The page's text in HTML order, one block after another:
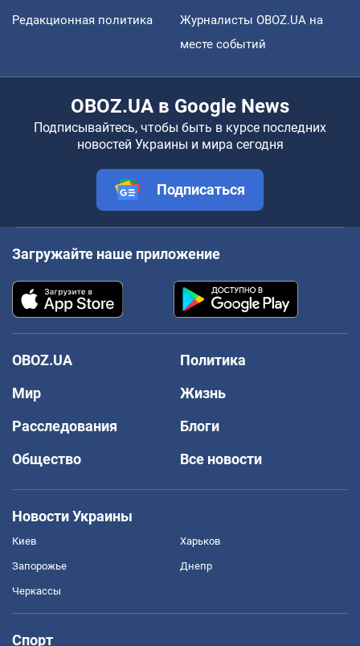
Редакционная политика
Журналисты OBOZ.UA на
месте событий
OBOZ.UA в Google News
Подписывайтесь, чтобы быть в курсе последних
новостей Украины и мира сегодня
Подписаться
Загружайте наше приложение
OBOZ.UA
Политика
Мир
Жизнь
Расследования
Блоги
Общество
Все новости
Новости Украины
Киев Харьков
Запорожье Днепр
Черкассы
Спорт